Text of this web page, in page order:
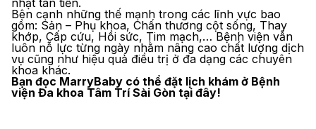
nhật tân tiến.
Bên cạnh những thế mạnh trong các lĩnh vực bao
gồm: Sản – Phụ khoa, Chấn thương cột sống, Thay
khớp, Cấp cứu, Hồi sức, Tim mạch,… Bệnh viện vẫn
luôn nỗ lực từng ngày nhằm nâng cao chất lượng dịch
vụ cũng như hiệu quả điều trị ở đa dạng các chuyên
khoa khác.
Bạn đọc MarryBaby có thể đặt lịch khám ở Bệnh
viện Đa khoa Tâm Trí Sài Gòn tại đây!